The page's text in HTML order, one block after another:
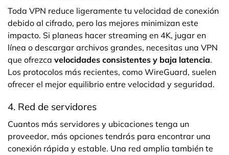
Toda VPN reduce ligeramente tu velocidad de conexión
debido al cifrado, pero las mejores minimizan este
impacto. Si planeas hacer streaming en 4K, jugar en
línea o descargar archivos grandes, necesitas una VPN
que ofrezca velocidades consistentes y baja latencia.
Los protocolos más recientes, como WireGuard, suelen
ofrecer el mejor equilibrio entre velocidad y seguridad.
4. Red de servidores
Cuantos más servidores y ubicaciones tenga un
proveedor, más opciones tendrás para encontrar una
conexión rápida y estable. Una red amplia también te